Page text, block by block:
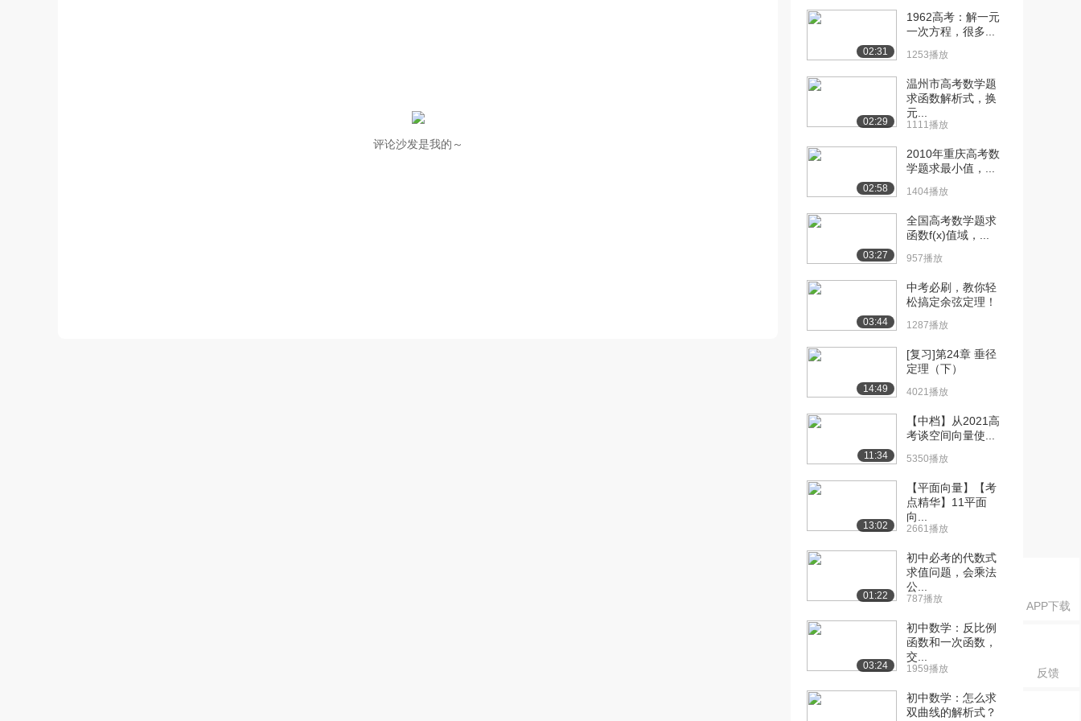
APP下载
反馈
评论沙发是我的～
[10] 【基础】【函数】4、
求函数解析式的...
求函数解析式的...
函数的单调性与...
函数的单调性与...
[14] 【基础】【函数】5、
函数的单调性与...
[15] 【基础】【函数】6、
分段函数的单调...
1382播放
[16] 【基础】【函数】7、
高考常考的几类...
3487播放
[17] 【基础】【函数】7、
1895播放
[18] 【基础】【函数】7、
2065播放
[19] 【基础】【函数】8、
根据奇偶性求解...
1739播放
[20] 【中档】【函数】9、
用奇偶性图形的...
[21] 【中档】【函数】9、 11:24
02:31
1962高考：解一元
一次方程，很多...
1253播放
02:29
温州市高考数学题
求函数解析式，换
元...
1111播放
02:58
2010年重庆高考数
学题求最小值，...
1404播放
03:27
全国高考数学题求
函数f(x)值域，...
957播放
03:44
中考必刷，教你轻
松搞定余弦定理！
1287播放
14:49
[复习]第24章 垂径
定理（下）
4021播放
11:34
【中档】从2021高
考谈空间向量使...
5350播放
13:02
【平面向量】【考
点精华】11平面
向...
2661播放
01:22
初中必考的代数式
求值问题，会乘法
公...
787播放
03:24
初中数学：反比例
函数和一次函数，
交...
1959播放
初中数学：怎么求
双曲线的解析式？